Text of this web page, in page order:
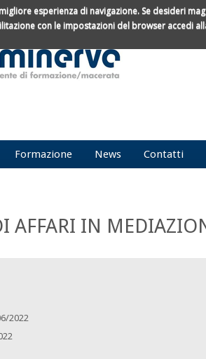
esperienza di navigazione. Se desideri
con le impostazioni del browser accedi
Formazione News Contatti
AFFARI IN
2022